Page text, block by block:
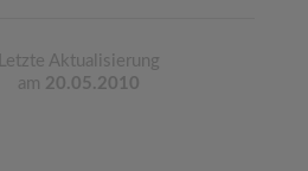
Letzte Aktualisierung
am 20.05.2010